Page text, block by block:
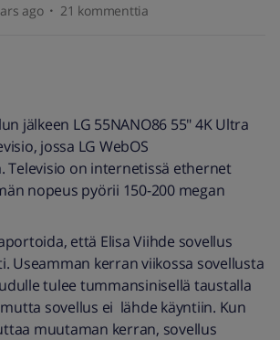
ago 21 kommenttia
jälkeen LG 55NANO86 55" 4K Ultra
jossa LG WebOS
Televisio on internetissä ethernet
nopeus pyörii 150-200 megan
että Elisa Viihde sovellus
Useamman kerran viikossa sovellusta
tulee tummansinisellä taustalla
sovellus ei lähde käyntiin. Kun
muutaman kerran, sovellus